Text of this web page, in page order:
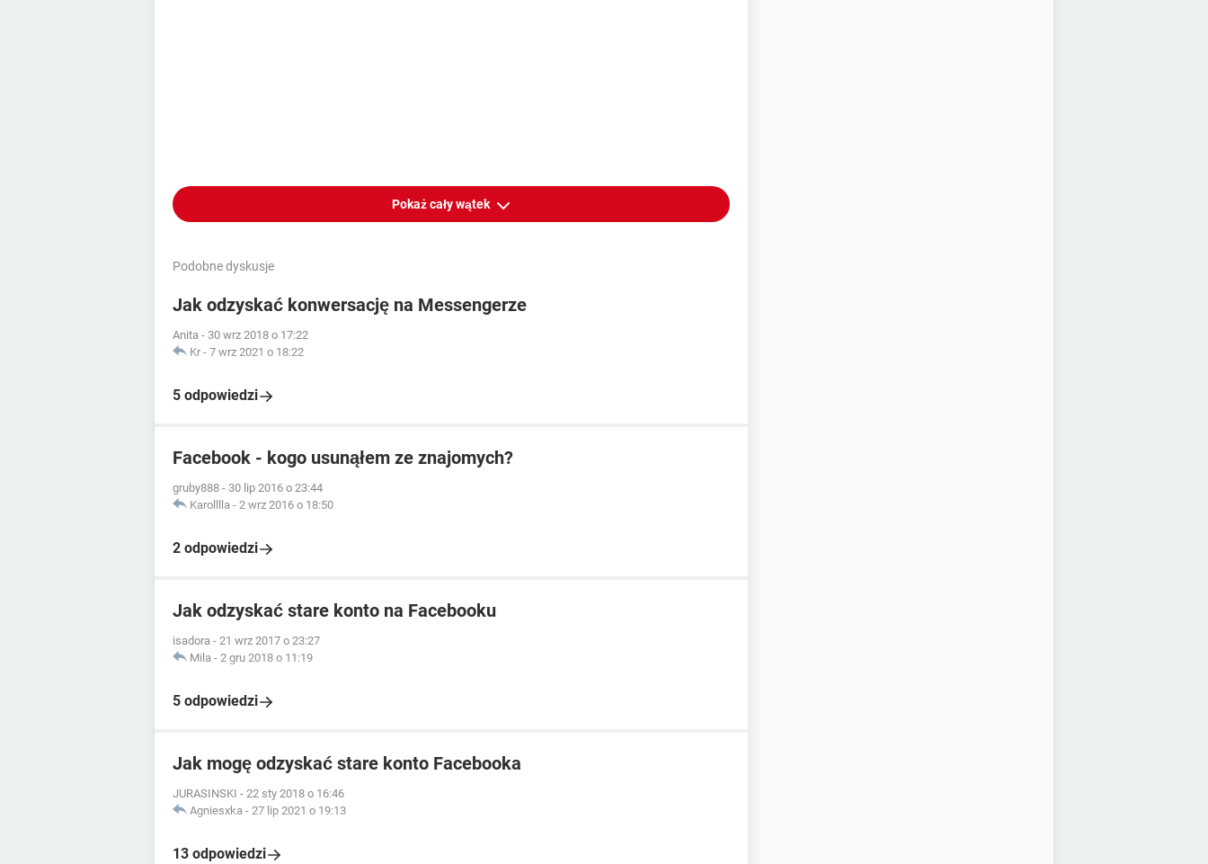
Pokaż cały wątek
Podobne dyskusje
Jak odzyskać konwersację na Messengerze
Anita - 30 wrz 2018 o 17:22
Kr - 7 wrz 2021 o 18:22
5 odpowiedzi
Facebook - kogo usunąłem ze znajomych?
gruby888 - 30 lip 2016 o 23:44
Karolllla - 2 wrz 2016 o 18:50
2 odpowiedzi
Jak odzyskać stare konto na Facebooku
isadora - 21 wrz 2017 o 23:27
Mila - 2 gru 2018 o 11:19
5 odpowiedzi
Jak mogę odzyskać stare konto Facebooka
JURASINSKI - 22 sty 2018 o 16:46
Agniesxka - 27 lip 2021 o 19:13
13 odpowiedzi